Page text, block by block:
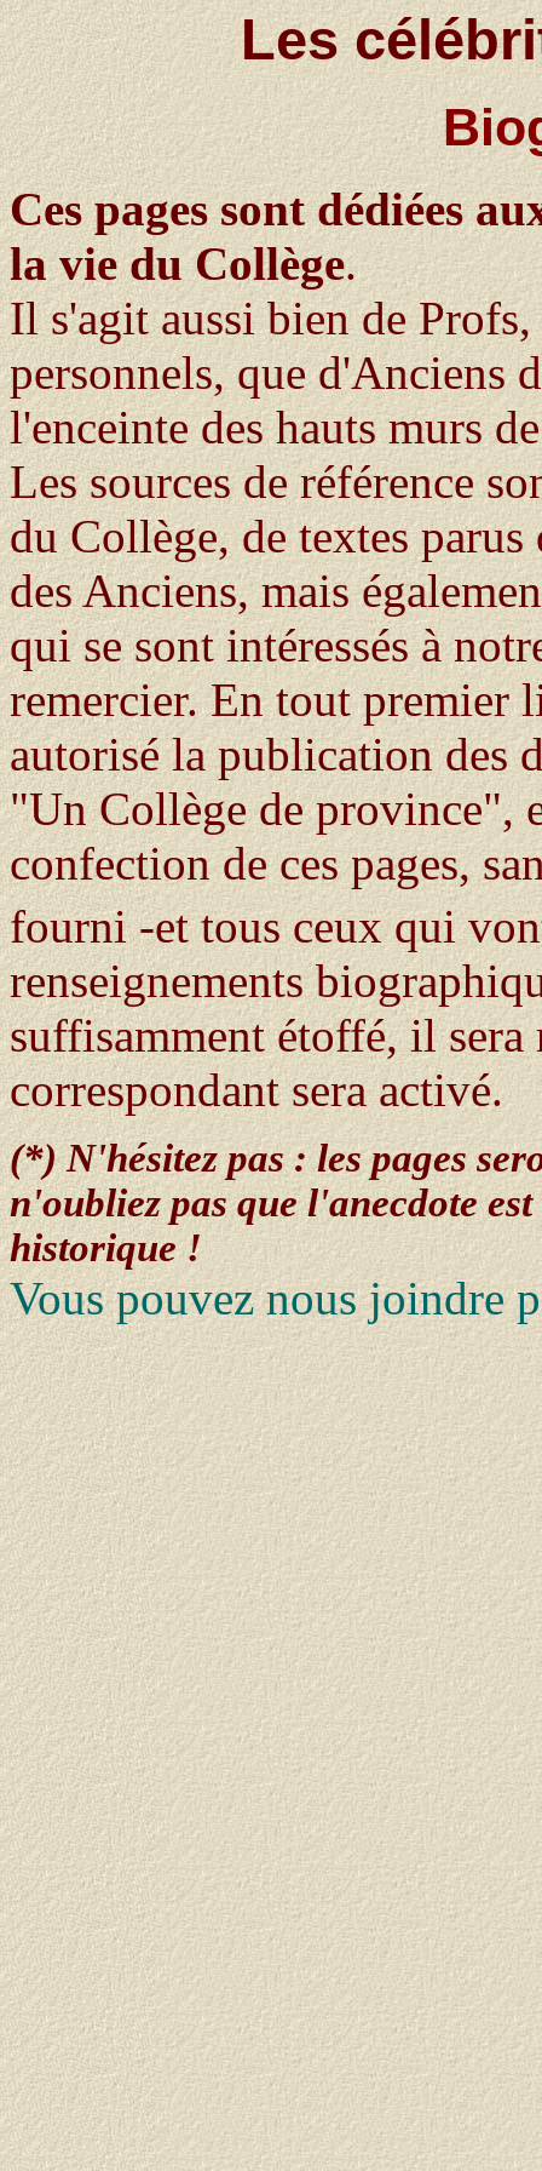
Les
Ces pages sont dédiées
la vie du Collège.
Il s'agit aussi bien de
personnels, que d'Anciens
l'enceinte des hauts murs
Les sources de référence
du Collège, de textes
des Anciens, mais
qui se sont intéressés à
remercier. En tout premier
autorisé la publication des
"Un Collège de province",
confection de ces pages,
fourni -et tous ceux qui
renseignements
suffisamment étoffé, il
correspondant sera activé.
(*)N'hésitez pas : les pages
n'oubliez pas que l'anecdote
historique !
Vous pouvez nous